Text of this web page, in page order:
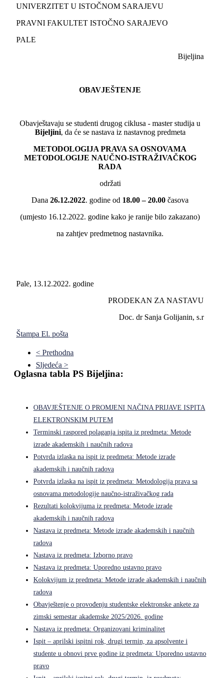
UNIVERZITET U ISTOČNOM SARAJEVU
PRAVNI FAKULTET ISTOČNO SARAJEVO
PALE
Bijeljina
OBAVJEŠTENJE
Obavještavaju se studenti drugog ciklusa - master studija u
Bijelјini, da će se nastava iz nastavnog predmeta
METODOLOGIJA PRAVA SA OSNOVAMA
METODOLOGIJE NAUČNO-ISTRAŽIVAČKOG
RADA
održati
Dana 26.12.2022. godine od 18.00 – 20.00 časova
(umjesto 16.12.2022. godine kako je ranije bilo zakazano)
na zahtjev predmetnog nastavnika.
Pale, 13.12.2022. godine
PRODEKAN ZA NASTAVU
Doc. dr Sanja Golijanin, s.r
Štampa El. pošta
< Prethodna
Sljedeća >
Oglasna tabla PS Bijeljina:
OBAVJEŠTENJE O PROMJENI NAČINA PRIJAVE ISPITA
ELEKTRONSKIM PUTEM
Terminski raspored polaganja ispita iz predmeta: Metode
izrade akademskih i naučnih radova
Potvrda izlaska na ispit iz predmeta: Metode izrade
akademskih i naučnih radova
Potvrda izlaska na ispit iz predmeta: Metodologija prava sa
osnovama metodologije naučno-istraživačkog rada
Rezultati kolokvijuma iz predmeta: Metode izrade
akademskih i naučnih radova
Nastava iz predmeta: Metode izrade akademskih i naučnih
radova
Nastava iz predmeta: Izborno pravo
Nastava iz predmeta: Uporedno ustavno pravo
Kolokvijum iz predmeta: Metode izrade akademskih i naučnih
radova
Obavještenje o provođenju studentske elektronske ankete za
zimski semestar akademske 2025/2026. godine
Nastava iz predmeta: Organizovani kriminalitet
Ispit – aprilski ispitni rok, drugi termin, za apsolvente i
studente u obnovi prve godine iz predmeta: Uporedno ustavno
pravo